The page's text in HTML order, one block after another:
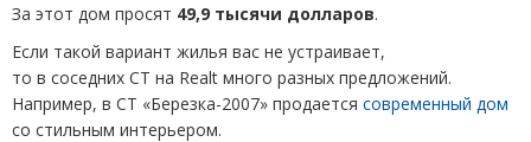
За этот дом просят 49,9 тысячи долларов.
Если такой вариант жилья вас не устраивает,
то в соседних СТ на Realt много разных предложений.
Например, в СТ «Березка-2007» продается современный дом
со стильным интерьером.